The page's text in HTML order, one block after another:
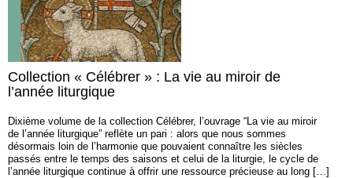
Collection « Célébrer » : La vie au miroir de
l’année liturgique
Dixième volume de la collection Célébrer, l’ouvrage “La vie au miroir
de l’année liturgique” reflète un pari : alors que nous sommes
désormais loin de l’harmonie que pouvaient connaître les siècles
passés entre le temps des saisons et celui de la liturgie, le cycle de
l’année liturgique continue à offrir une ressource précieuse au long […]